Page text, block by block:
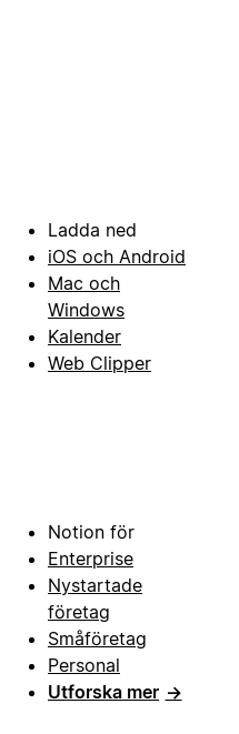
Ladda ned
iOS och Android
Mac och
Windows
Kalender
Web Clipper
Notion för
Enterprise
Nystartade
företag
Småföretag
Personal
Utforska mer →